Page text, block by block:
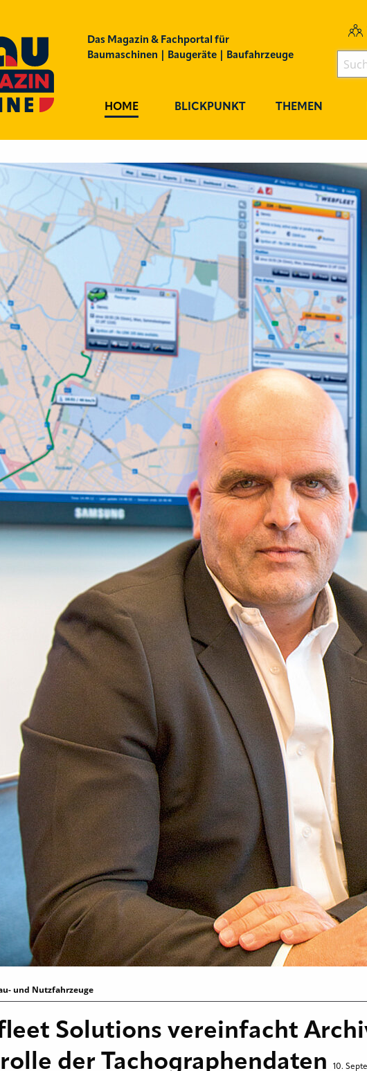
Das Magazin & Fachportal für
Baumaschinen | Baugeräte | Baufahrzeuge
HOME BLICKPUNKT THEMEN
und Nutzfahrzeuge
Solutions vereinfacht
der Tachographendaten
10.